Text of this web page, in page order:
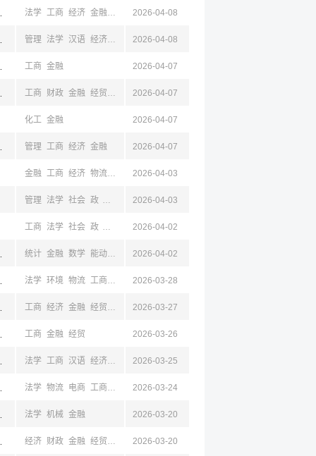
法学 工商 经济 金融 经贸 2026-04-08
管理 法学 汉语 经济 金融 2026-04-08
工商 金融 2026-04-07
工商 财政 金融 经贸 管理 经济
2026-04-07
化工 金融 2026-04-07
管理 工商 经济 金融 2026-04-07
金融 工商 经济 物流 电子 计算机 马列
2026-04-03
管理 法学 社会 政 工商 新闻 经济 金融
2026-04-03
工商 法学 社会 政 经济 金融
2026-04-02
统计 金融 数学 能动 经济 经贸 工商
2026-04-02
法学 环境 物流 工商 汉语 机械 电子
2026-03-28
工商 经济 金融 经贸 社会 2026-03-27
工商 金融 经贸 2026-03-26
法学 工商 汉语 经济 金融 经贸
2026-03-25
法学 物流 电商 工商 电子 计算机 金融
2026-03-24
法学 机械 金融 2026-03-20
经济 财政 金融 经贸 物流 食品 工商
2026-03-20